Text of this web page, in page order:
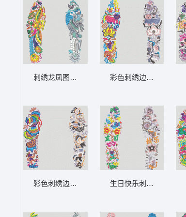
刺绣龙凤图案对比图 鞋垫
彩色刺绣边框图案 鞋垫
彩色刺绣边饰图案 鞋垫
生日快乐刺绣装饰 鞋垫